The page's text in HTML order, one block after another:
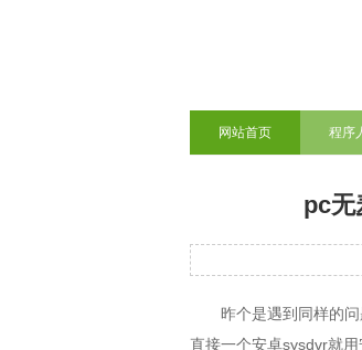
网站首页 程序
pc无
昨个是遇到同样的
直接一个安卓sysdvr就用